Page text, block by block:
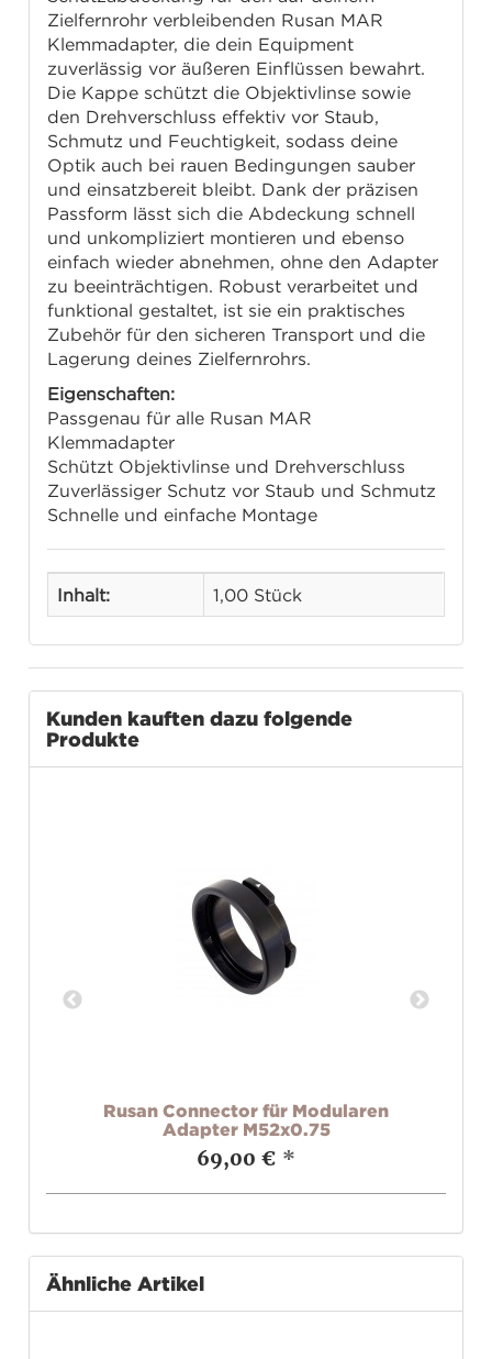
Zielfernrohr verbleibenden Rusan MAR
Klemmadapter, die dein Equipment
zuverlässig vor äußeren Einflüssen bewahrt.
Die Kappe schützt die Objektivlinse sowie
den Drehverschluss effektiv vor Staub,
Schmutz und Feuchtigkeit, sodass deine
Optik auch bei rauen Bedingungen sauber
und einsatzbereit bleibt. Dank der präzisen
Passform lässt sich die Abdeckung schnell
und unkompliziert montieren und ebenso
einfach wieder abnehmen, ohne den Adapter
zu beeinträchtigen. Robust verarbeitet und
funktional gestaltet, ist sie ein praktisches
Zubehör für den sicheren Transport und die
Lagerung deines Zielfernrohrs.
Eigenschaften:
Passgenau für alle Rusan MAR
Klemmadapter
Schützt Objektivlinse und Drehverschluss
Zuverlässiger Schutz vor Staub und Schmutz
Schnelle und einfache Montage
Inhalt: 1,00 Stück
Kunden kauften dazu folgende
Produkte
Rusan Connector für Modularen
Adapter M52x0.75
69,00 € *
Ähnliche Artikel